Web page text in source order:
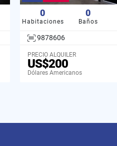
0
Habitaciones
0
Baños
9878606
PRECIO ALQUILER
US$200
Dólares Americanos